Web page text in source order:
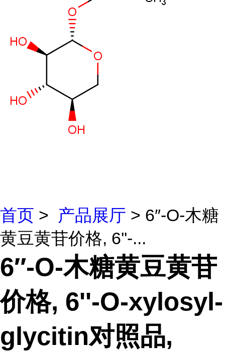
首页 > 产品展厅 > 6″-O-木糖
黄豆黄苷价格, 6''-...
6″-O-木糖黄豆黄苷
价格, 6''-O-xylosyl-
glycitin对照品,